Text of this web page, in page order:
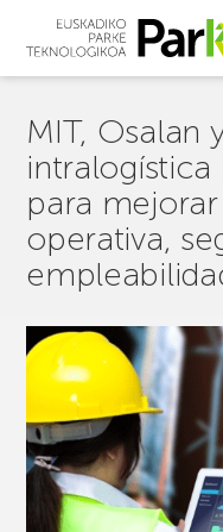
MIT, Osalan
para
operativa,